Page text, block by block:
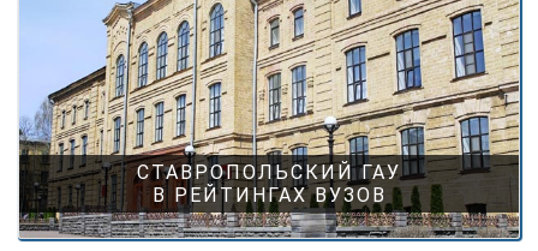
СТАВРОПОЛЬСКИЙ ГАУ
В РЕЙТИНГАХ ВУЗОВ